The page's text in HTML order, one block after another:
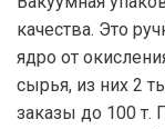
качества. Это
ядро от
сырья, из них 2
заказы до 100 т.